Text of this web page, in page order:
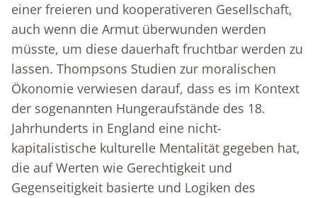
einer freieren und kooperativeren Gesellschaft,
auch wenn die Armut überwunden werden
müsste, um diese dauerhaft fruchtbar werden zu
lassen. Thompsons Studien zur moralischen
Ökonomie verwiesen darauf, dass es im Kontext
der sogenannten Hungeraufstände des 18.
Jahrhunderts in England eine nicht-
kapitalistische kulturelle Mentalität gegeben hat,
die auf Werten wie Gerechtigkeit und
Gegenseitigkeit basierte und Logiken des